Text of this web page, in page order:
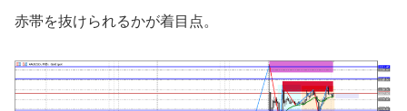
赤帯を抜けられるかが着目点。